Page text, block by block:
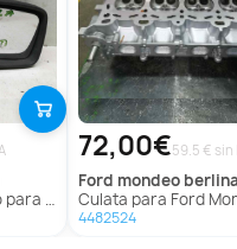
Berlina
72,00€59.5 € sin
ford mondeo
Culata para Ford Mondeo
4482524